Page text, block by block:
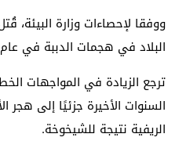
البلاد في هجمات الدببة في عام 2025، وهو رقم قياسي.
ترجع الزيادة في المواجهات
السنوات الأخيرة جزئيًا إلى هجر
الريفية نتيجة للشيخوخة.